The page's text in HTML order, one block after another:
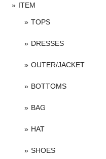
ITEM
TOPS
DRESSES
OUTER/JACKET
BOTTOMS
BAG
HAT
SHOES